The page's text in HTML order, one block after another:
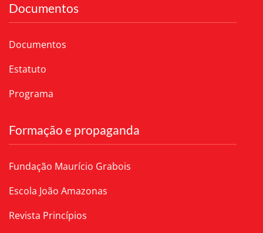
Documentos
Documentos
Estatuto
Programa
Formação e propaganda
Fundação Maurício Grabois
Escola João Amazonas
Revista Princípios